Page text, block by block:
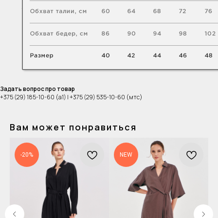
Задать вопрос про товар
+375 (29) 185-10-60 (а1) | +375 (29) 535-10-60 (мтс)
Вам может понравиться
-20% NEW